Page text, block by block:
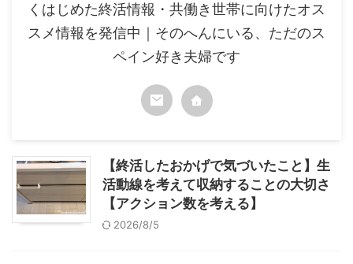
くはじめた終活情報・共働き世帯に向けたオス
スメ情報を発信中｜そのへんにいる、ただのス
ペイン好き夫婦です
【終活したおかげで気づいたこと】生
活動線を考えて収納することの大切さ
【アクション数を考える】
2026/8/5